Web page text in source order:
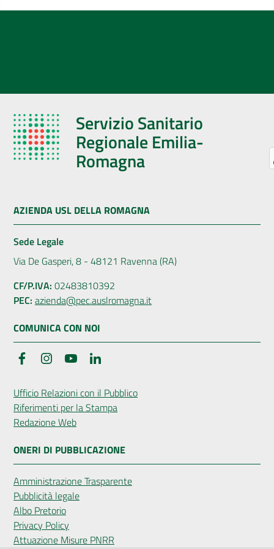
Servizio Sanitario
Regionale Emilia-
Romagna
AZIENDA USL DELLA ROMAGNA
Sede Legale
Via De Gasperi, 8 - 48121 Ravenna (RA)
CF/P.IVA: 02483810392
PEC: azienda@pec.auslromagna.it
COMUNICA CON NOI
FacebookInstagramYouTube
Ufficio Relazioni con il Pubblico
Riferimenti per la Stampa
Redazione Web
ONERI DI PUBBLICAZIONE
Amministrazione Trasparente
Pubblicità legale
Albo Pretorio
Privacy Policy
Attuazione Misure PNRR